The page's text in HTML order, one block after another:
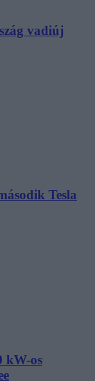
vadiúj
Tesla
kW-os